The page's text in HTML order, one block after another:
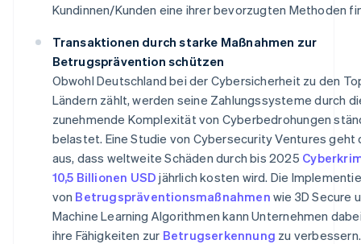
Kundinnen/Kunden eine ihrer bevorzugten Methoden
Transaktionen durch starke Maßnahmen zur
Betrugsprävention schützen
Obwohl Deutschland bei der Cybersicherheit zu den
Ländern zählt, werden seine Zahlungssysteme durch
zunehmende Komplexität von Cyberbedrohungen
belastet. Eine Studie von Cybersecurity Ventures geht
aus, dass weltweite Schäden durch bis 2025
10,5 Billionen USD jährlich kosten wird. Die
von Betrugspräventionsmaßnahmen wie 3D Secure
Machine Learning Algorithmen kann Unternehmen
ihre Fähigkeiten zur Betrugserkennung zu verbessern.